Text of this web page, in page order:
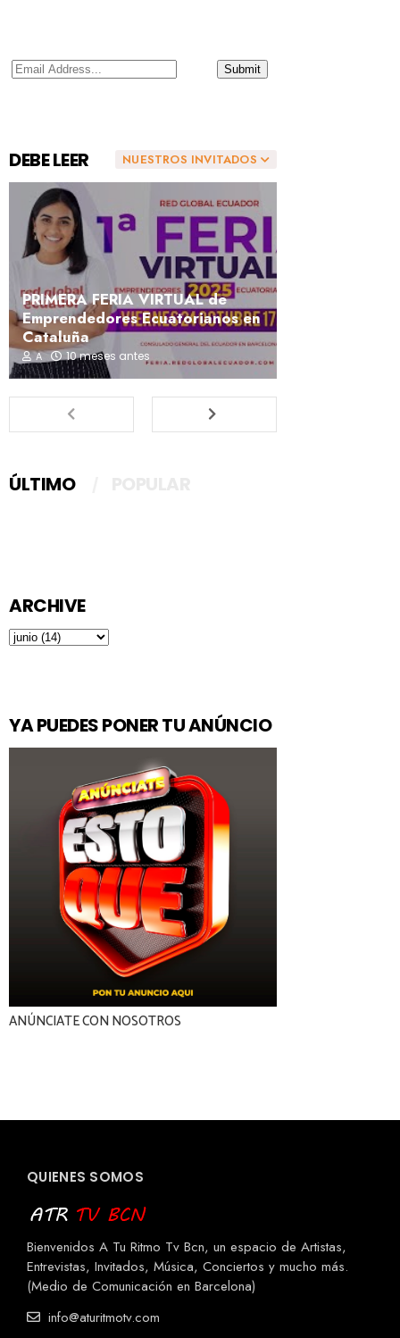
NUESTROS INVITADOS
DEBE LEER
PRIMERA FERIA VIRTUAL de
Emprendedores Ecuatorianos en
Cataluña
A 10 meses antes
ÚLTIMO
ARCHIVE
YA PUEDES PONER TU ANÚNCIO
ANÚNCIATE CON NOSOTROS
QUIENES SOMOS
Bienvenidos A Tu Ritmo Tv Bcn, un espacio de Artistas,
Entrevistas, Invitados, Música, Conciertos y mucho más.
(Medio de Comunicación en Barcelona)
info@aturitmotv.com